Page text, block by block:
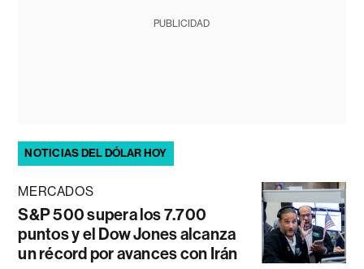
PUBLICIDAD
NOTICIAS DEL DÓLAR HOY
MERCADOS
S&P 500 supera los 7.700
puntos y el Dow Jones alcanza
un récord por avances con Irán